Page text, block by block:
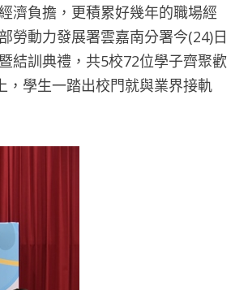
濟負擔，更積累好幾年的職場經
勞動力發展署雲嘉南分署今(24)日
結訓典禮，共5校72位學子齊聚歡
，學生一踏出校門就與業界接軌